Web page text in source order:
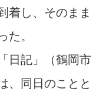
着し、そのまま
た。
日記」（鶴岡市
、同日のことと